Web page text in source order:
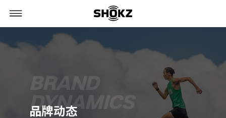
BRAND
DYNAMICS
品牌动态